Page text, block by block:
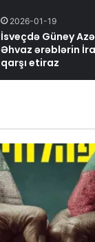
2026-01-19
İsveçdə Güney
Əhvaz ərəblərin
qarşı etiraz